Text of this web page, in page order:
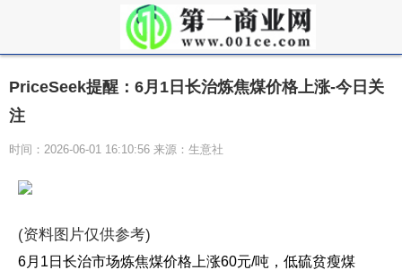
PriceSeek提醒：6月1日长治炼焦煤价格上涨-今日关
注
时间：2026-06-01 16:10:56 来源：生意社
(资料图片仅供参考)
6月1日长治市场炼焦煤价格上涨60元/吨，低硫贫瘦煤